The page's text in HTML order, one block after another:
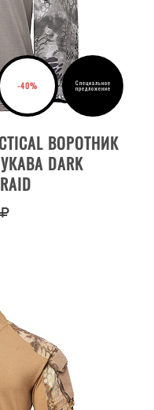
-40% Специальное
предложение
ВОРОТНИК
DARK